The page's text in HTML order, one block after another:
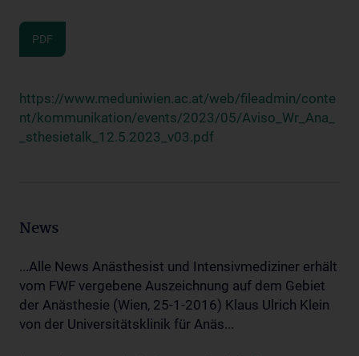
PDF
https://www.meduniwien.ac.at/web/fileadmin/conte
nt/kommunikation/events/2023/05/Aviso_Wr_Ana_
_sthesietalk_12.5.2023_v03.pdf
News
...Alle News Anästhesist und Intensivmediziner erhält
vom FWF vergebene Auszeichnung auf dem Gebiet
der Anästhesie (Wien, 25-1-2016) Klaus Ulrich Klein
von der Universitätsklinik für Anäs...